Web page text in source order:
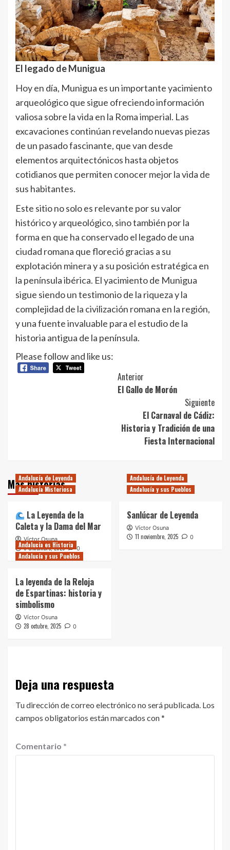
El legado de Munigua
Hoy en día, Munigua es un importante yacimiento
arqueológico que sigue ofreciendo información
valiosa sobre la vida en la Roma imperial. Las
excavaciones continúan revelando nuevas piezas
de un pasado fascinante, que van desde
elementos arquitectónicos hasta objetos
cotidianos que permiten conocer mejor la vida de
sus habitantes.
Este sitio no solo es relevante por su valor
histórico y arqueológico, sino también por la
forma en que ha conservado el legado de una
ciudad romana que floreció gracias a su
explotación minera y a su posición estratégica en
la península ibérica. El yacimiento de Munigua
sigue siendo un testimonio de la riqueza y la
complejidad de la civilización romana en la región,
y una fuente invaluable para el estudio de la
historia antigua de la península.
Please follow and like us:
Navegación
de
entradas
Anterior
El Gallo de Morón
Siguiente
El Carnaval de Cádiz:
Historia y Tradición de una
Fiesta Internacional
Más historias
Andalucía de Leyenda
Andalucía Misteriosa
La Leyenda de la
Caleta y la Dama del Mar
Víctor Osuna
9 diciembre, 2025 0
Andalucía de Leyenda
Andalucía y sus Pueblos
Sanlúcar de Leyenda
Víctor Osuna
11 noviembre, 2025 0
Andalucía es Historia
Andalucía y sus Pueblos
La leyenda de la Reloja
de Espartinas: historia y
simbolismo
Víctor Osuna
28 octubre, 2025 0
Deja una respuesta
Tu dirección de correo electrónico no será publicada. Los
campos obligatorios están marcados con*
Comentario *